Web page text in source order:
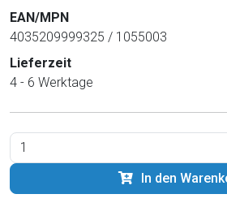
EAN/MPN
4035209999325 / 1055003
Lieferzeit
4 - 6 Werktage
In den